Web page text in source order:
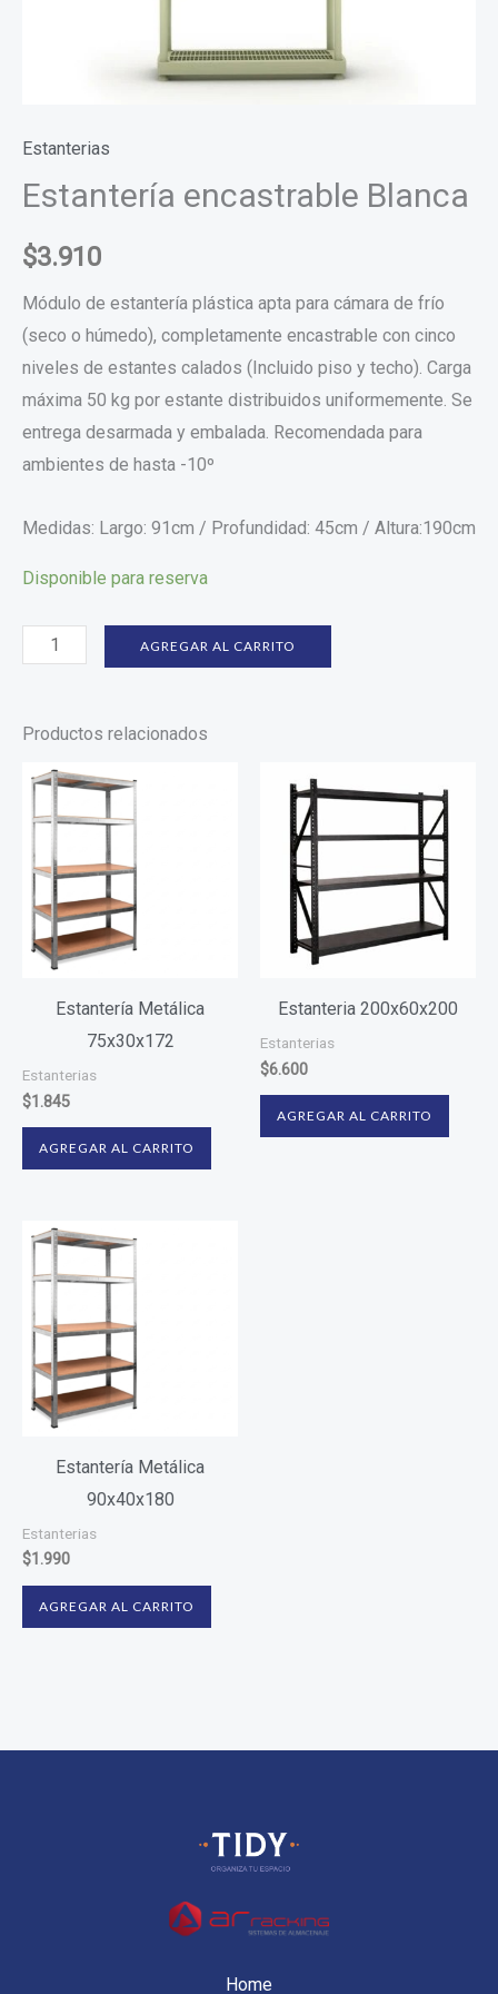
Estanterias
Estantería encastrable Blanca
$3.910
Módulo de estantería plástica apta para cámara de frío
(seco o húmedo), completamente encastrable con cinco
niveles de estantes calados (Incluido piso y techo). Carga
máxima 50 kg por estante distribuidos uniformemente. Se
entrega desarmada y embalada. Recomendada para
ambientes de hasta -10º
Medidas: Largo: 91cm / Profundidad: 45cm / Altura:190cm
Disponible para reserva
AGREGAR AL CARRITO
Productos relacionados
Estantería Metálica
75x30x172
Estanterias
$1.845
AGREGAR AL CARRITO
Estanteria 200x60x200
Estanterias
$6.600
AGREGAR AL CARRITO
Estantería Metálica
90x40x180
Estanterias
$1.990
AGREGAR AL CARRITO
Home